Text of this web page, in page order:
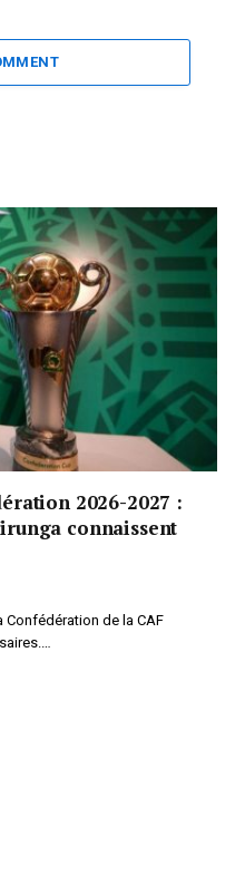
2026-2027 :
connaissent
de la CAF